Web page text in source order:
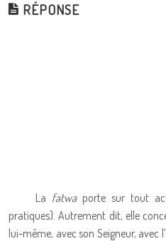
RÉPONSE
La fatwaporte sur tout
pratiques). Autrement dit, elle
lui-même, avec son Seigneur, avec